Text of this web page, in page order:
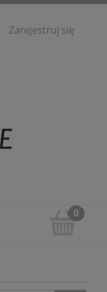
Zarejestruj się